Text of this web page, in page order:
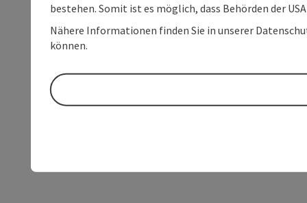
bestehen. Somit ist es möglich, dass Behörden der
Nähere Informationen finden Sie in unserer
können.